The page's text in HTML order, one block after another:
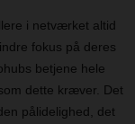
i netværket altid
fokus på deres
betjene hele
dette kræver. Det
pålidelighed, det